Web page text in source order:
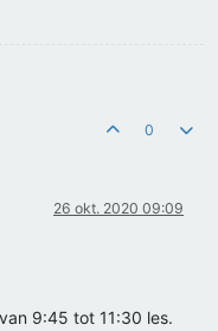
0
26 okt. 2020 09:09
9:45 tot 11:30 les.